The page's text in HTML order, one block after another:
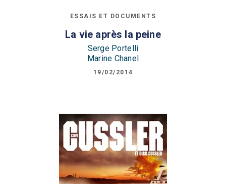
ESSAIS ET DOCUMENTS
La vie après la peine
Serge Portelli
Marine Chanel
19/02/2014